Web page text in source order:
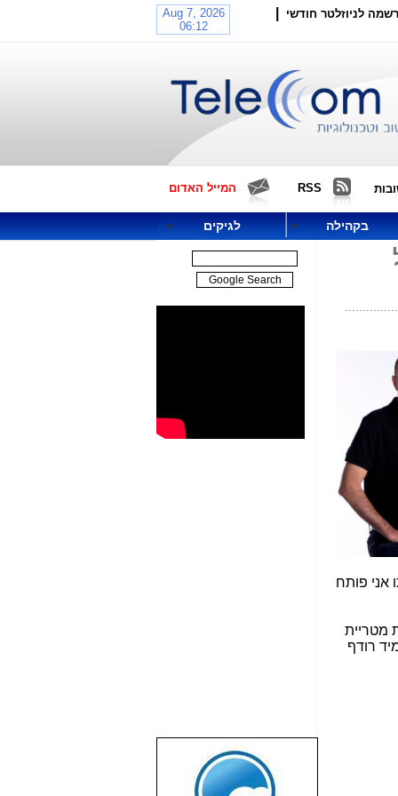
לניוזלטר חודשי
RSS המייל האדום
בקהילה לגיקים
אני פותח
מטריית
רודף
שבוע טוב לכל
הגולשים באשר